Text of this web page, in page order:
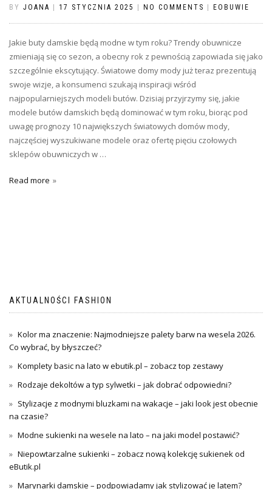
BY JOANA | 17 STYCZNIA 2025 | NO COMMENTS | EOBUWIE
Jakie buty damskie będą modne w tym roku? Trendy obuwnicze
zmieniają się co sezon, a obecny rok z pewnością zapowiada się jako
szczególnie ekscytujący. Światowe domy mody już teraz prezentują
swoje wizje, a konsumenci szukają inspiracji wśród
najpopularniejszych modeli butów. Dzisiaj przyjrzymy się, jakie
modele butów damskich będą dominować w tym roku, biorąc pod
uwagę prognozy 10 największych światowych domów mody,
najczęściej wyszukiwane modele oraz ofertę pięciu czołowych
sklepów obuwniczych w …
Read more
AKTUALNOŚCI FASHION
Kolor ma znaczenie: Najmodniejsze palety barw na wesela 2026.
Co wybrać, by błyszczeć?
Komplety basic na lato w ebutik.pl – zobacz top zestawy
Rodzaje dekoltów a typ sylwetki – jak dobrać odpowiedni?
Stylizacje z modnymi bluzkami na wakacje – jaki look jest obecnie
na czasie?
Modne sukienki na wesele na lato – na jaki model postawić?
Niepowtarzalne sukienki – zobacz nową kolekcję sukienek od
eButik.pl
Marynarki damskie – podpowiadamy jak stylizować je latem?